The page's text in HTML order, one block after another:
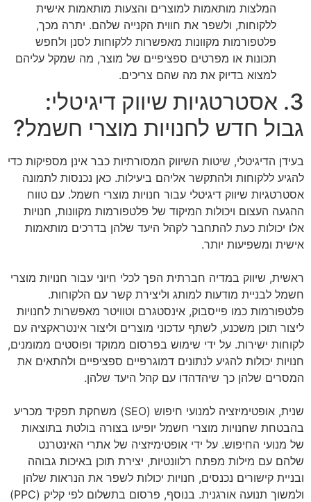
המלצות מותאמות למוצרים והצעות מותאמות אישית
ללקוחות, ולשפר את חווית הקנייה שלהם. יתרה מכך,
פלטפורמות מקוונות מאפשרות ללקוחות לסנן ולחפש
תכונות או מפרטים ספציפיים של מוצר, מה שמקל עליהם
למצוא בדיוק את מה שהם צריכים.
3. אסטרטגיות שיווק דיגיטלי:
גבול חדש לחנויות מוצרי חשמל?
בעידן הדיגיטלי, שיטות השיווק המסורתיות כבר אינן מספיקות כדי
להגיע ללקוחות ולהתקשר אליהם ביעילות. כאן נכנסות לתמונה
אסטרטגיות שיווק דיגיטלי עבור חנויות מוצרי חשמל. עם טווח
ההגעה העצום ויכולות המיקוד של פלטפורמות מקוונות, חנויות
אלו יכולות כעת להתחבר לקהל היעד שלהן בדרכים מותאמות
אישית ומשפיעות יותר.
ראשית, שיווק במדיה חברתית הפך לכלי חיוני עבור חנויות מוצרי
חשמל לבניית מודעות למותג וליצירת קשר עם הלקוחות.
פלטפורמות כמו פייסבוק, אינסטגרם וטוויטר מאפשרות לחנויות
ליצור תוכן משכנע, לשתף עדכוני מוצרים וליצור אינטראקציה עם
לקוחות ישירות. על ידי שימוש בפרסום ממוקד ופוסטים ממומנים,
חנויות יכולות להגיע לנתונים דמוגרפיים ספציפיים ולהתאים את
המסרים שלהן כך שיהדהדו עם קהל היעד שלהן.
שנית, אופטימיזציה למנועי חיפוש (SEO) משחקת תפקיד מכריע
בהבטחת שחנויות מוצרי חשמל יופיעו בצורה בולטת בתוצאות
של מנועי החיפוש. על ידי אופטימיזציה של אתרי האינטרנט
שלהם עם מילות מפתח רלוונטיות, יצירת תוכן באיכות גבוהה
ובניית קישורים נכנסים, חנויות יכולות לשפר את הנראות שלהן
ולמשוך תנועה אורגנית. בנוסף, פרסום בתשלום לפי קליק (PPC)